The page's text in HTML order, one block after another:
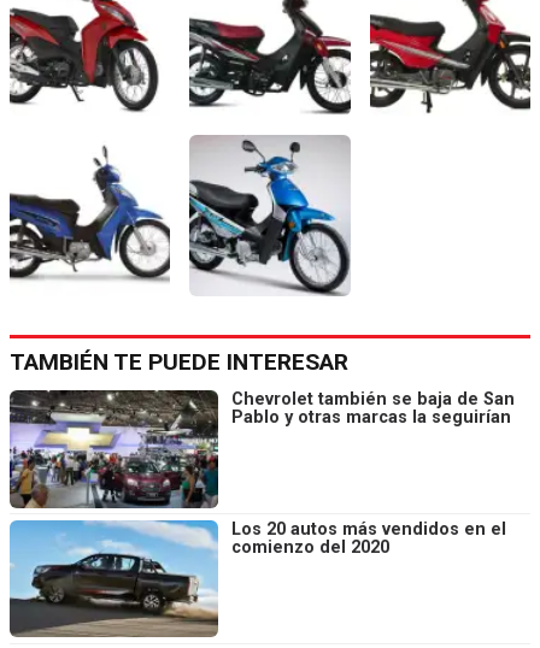
TAMBIÉN TE PUEDE INTERESAR
Chevrolet también se baja de San
Pablo y otras marcas la seguirían
Los 20 autos más vendidos en el
comienzo del 2020